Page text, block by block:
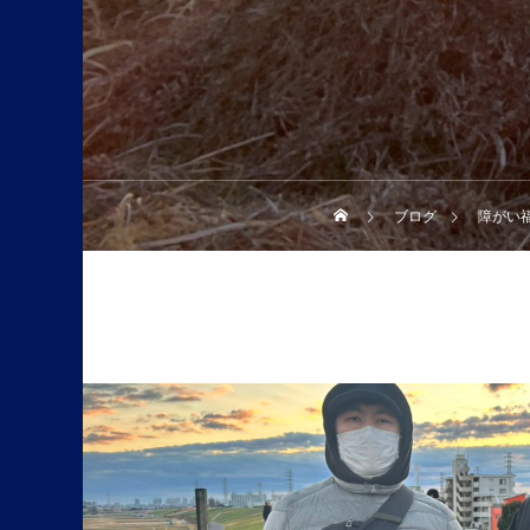
ブログ 障がい